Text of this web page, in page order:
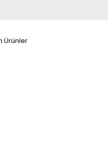
Ürünler